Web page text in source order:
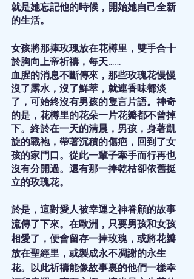
就是她忘記他的時候，開始她自己全新
的生活。
女孩將那捧玫瑰放在花樽里，雙手合十
於胸向上帝祈禱，每天……
血腥的消息不斷傳來，那些玫瑰花慢慢
沒了露水，沒了鮮萃，就連香味都淡
了，可始終沒有男孩的隻言片語。神奇
的是，花樽里的花朵一片花瓣都不曾掉
下。終於在一天的清晨，男孩，身著凱
旋的戰袍，帶著沉積的傷疤，回到了女
孩的家門口。從此一輩子牽手而行再也
沒有分開過。還有那一捧乾枯卻依舊挺
立的玫瑰花。
於是，這對愛人被幸運之神眷顧的故事
流傳了下來。在歐洲，只要男孩和女孩
相愛了，便會留存一捧玫瑰，或將花瓣
放在聖經里，或製成永不凋謝的永生
花。以此祈禱能像故事裏的他們一樣幸